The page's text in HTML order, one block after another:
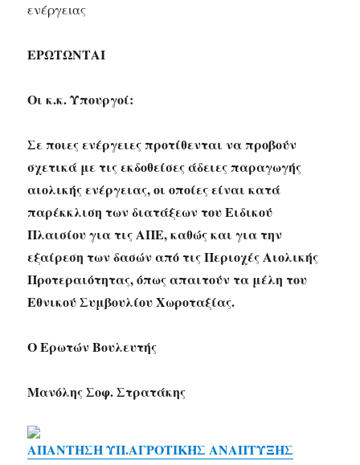
ενέργειας
ΕΡΩΤΩΝΤΑΙ
Οι κ.κ. Υπουργοί:
Σε ποιες ενέργειες προτίθενται να προβούν
σχετικά με τις εκδοθείσες άδειες παραγωγής
αιολικής ενέργειας, οι οποίες είναι κατά
παρέκκλιση των διατάξεων του Ειδικού
Πλαισίου για τις ΑΠΕ, καθώς και για την
εξαίρεση των δασών από τις Περιοχές Αιολικής
Προτεραιότητας, όπως απαιτούν τα μέλη του
Εθνικού Συμβουλίου Χωροταξίας.
Ο Ερωτών Βουλευτής
Μανόλης Σοφ. Στρατάκης
ΑΠΑΝΤΗΣΗ ΥΠ.ΑΓΡΟΤΙΚΗΣ ΑΝΑΠΤΥΞΗΣ